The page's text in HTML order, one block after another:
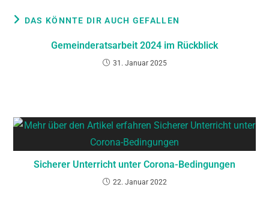
DAS KÖNNTE DIR AUCH GEFALLEN
Gemeinderatsarbeit 2024 im Rückblick
31. Januar 2025
Sicherer Unterricht unter Corona-Bedingungen
22. Januar 2022